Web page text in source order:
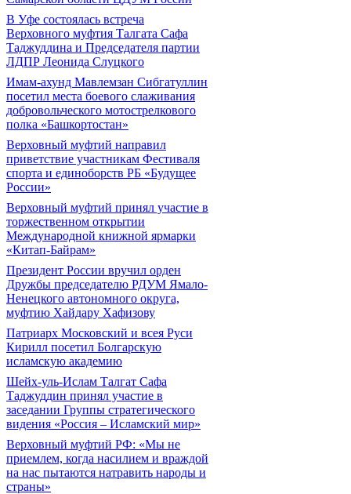
В Уфе состоялась встреча
Верховного муфтия Талгата Сафа
Таджуддина и Председателя партии
ЛДПР Леонида Слуцкого
Имам-ахунд Мавлемзан Сибгатуллин
посетил места боевого слаживания
добровольческого мотострелкового
полка «Башкортостан»
Верховный муфтий направил
приветствие участникам Фестиваля
спорта и единоборств РБ «Будущее
России»
Верховный муфтий принял участие в
торжественном открытии
Международной книжной ярмарки
«Китап-Байрам»
Президент России вручил орден
Дружбы председателю РДУМ Ямало-
Ненецкого автономного округа,
муфтию Хайдару Хафизову
Патриарх Московский и всея Руси
Кирилл посетил Болгарскую
исламскую академию
Шейх-уль-Ислам Талгат Сафа
Таджуддин принял участие в
заседании Группы стратегического
видения «Россия – Исламский мир»
Верховный муфтий РФ: «Мы не
приемлем, когда насилием и враждой
на нас пытаются натравить народы и
страны»